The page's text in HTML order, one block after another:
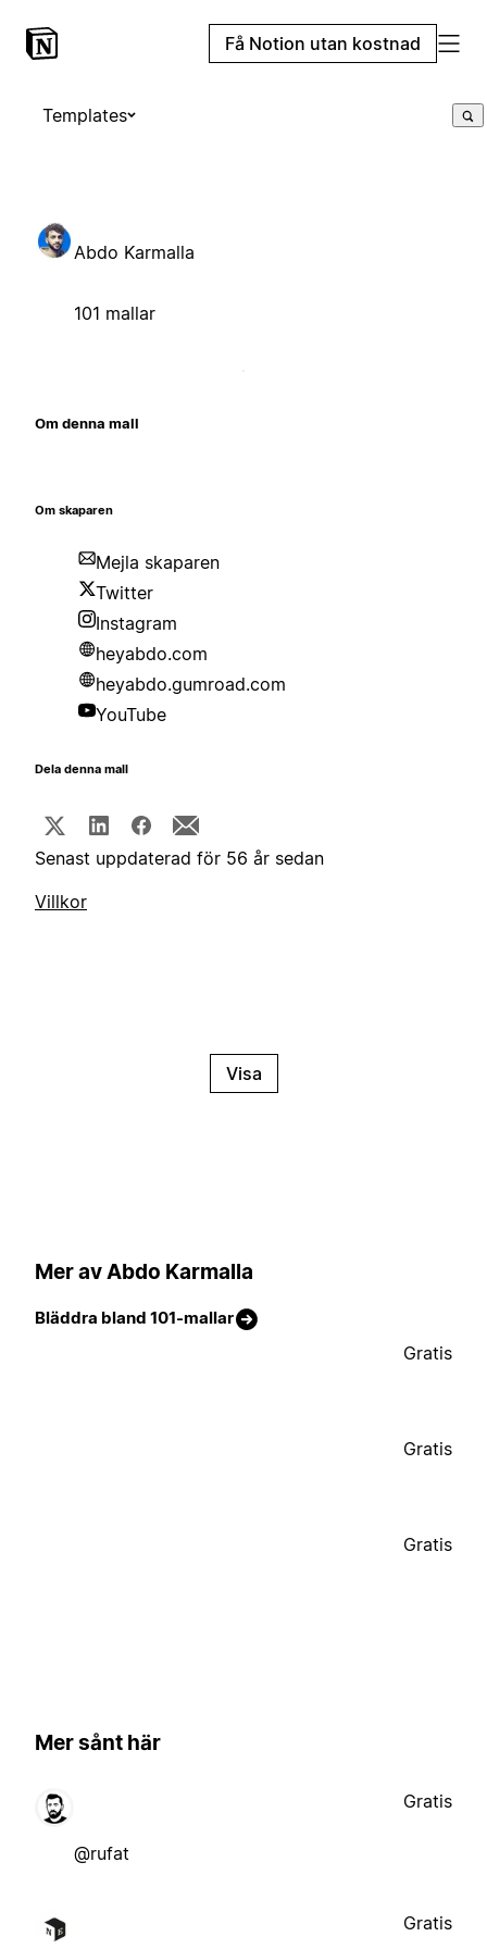
Få Notion utan kostnad
Templates
Abdo Karmalla
101 mallar
Om denna mall
Om skaparen
Mejla skaparen
Twitter
Instagram
heyabdo.com
heyabdo.gumroad.com
YouTube
Dela denna mall
Senast uppdaterad för 56 år sedan
Villkor
Visa
Mer av Abdo Karmalla
Bläddra bland 101-mallar
Gratis
Gratis
Gratis
Mer sånt här
@rufat
Gratis
Gratis